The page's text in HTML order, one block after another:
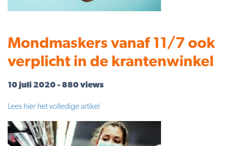
Mondmaskers vanaf 11/7 ook
verplicht in de krantenwinkel
10 juli 2020 - 880 views
Lees hier het volledige artikel